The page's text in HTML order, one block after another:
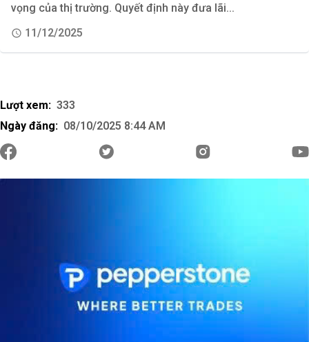
vọng của thị trường. Quyết định này đưa lãi...
11/12/2025
Lượt xem: 333
Ngày đăng: 08/10/2025 8:44 AM